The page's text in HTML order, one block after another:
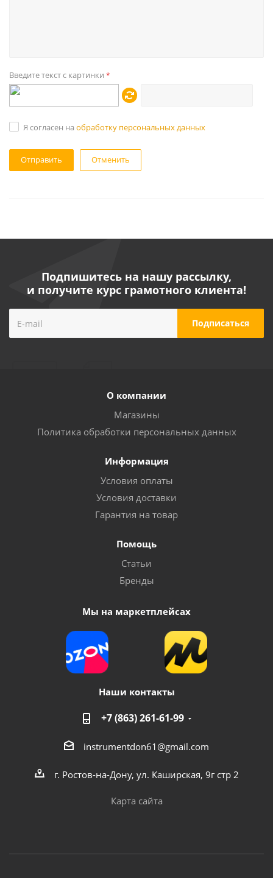
Введите текст с картинки *
Я согласен на обработку персональных данных
Отменить
Подпишитесь на нашу рассылку,
и получите курс грамотного клиента!
О компании
Магазины
Политика обработки персональных данных
Информация
Условия оплаты
Условия доставки
Гарантия на товар
Помощь
Статьи
Бренды
Мы на маркетплейсах
Наши контакты
+7 (863) 261-61-99
instrumentdon61@gmail.com
г. Ростов-на-Дону, ул. Каширская, 9г стр 2
Карта сайта